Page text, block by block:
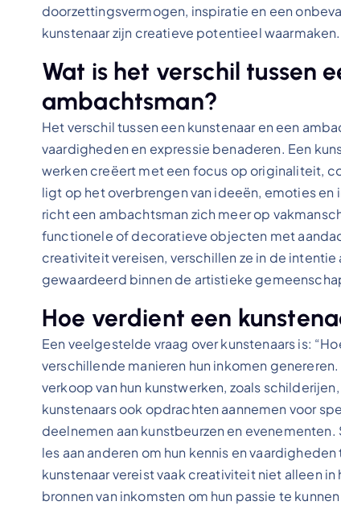
doorzettingsvermogen, inspiratie en een
kunstenaar zijn creatieve potentieel waarmaken.
Wat is het verschil tussen
ambachtsman?
Het verschil tussen een kunstenaar en een
vaardigheden en expressie benaderen. Een
werken creëert met een focus op originaliteit,
ligt op het overbrengen van ideeën, emoties
richt een ambachtsman zich meer op
functionele of decoratieve objecten met
creativiteit vereisen, verschillen ze in de
gewaardeerd binnen de artistieke
Hoe verdient een
Een veelgestelde vraag over kunstenaars is:
verschillende manieren hun inkomen
verkoop van hun kunstwerken, zoals
kunstenaars ook opdrachten aannemen voor
deelnemen aan kunstbeurzen en
les aan anderen om hun kennis en
kunstenaar vereist vaak creativiteit niet alleen
bronnen van inkomsten om hun passie te